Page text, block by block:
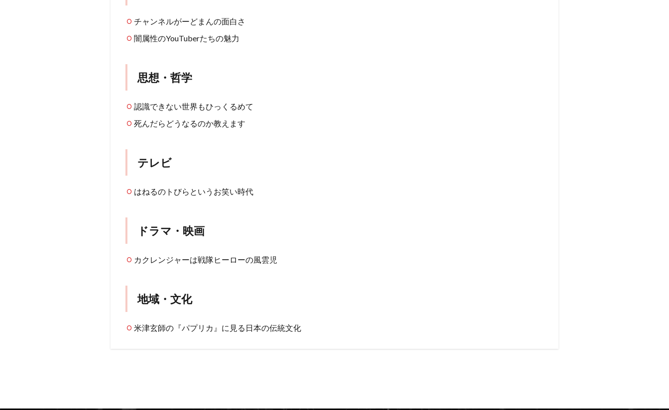
チャンネルがーどまんの面白さ
闇属性のYouTuberたちの魅力
思想・哲学
認識できない世界もひっくるめて
死んだらどうなるのか教えます
テレビ
はねるのトびらというお笑い時代
ドラマ・映画
カクレンジャーは戦隊ヒーローの風雲児
地域・文化
米津玄師の『パプリカ』に見る日本の伝統文化